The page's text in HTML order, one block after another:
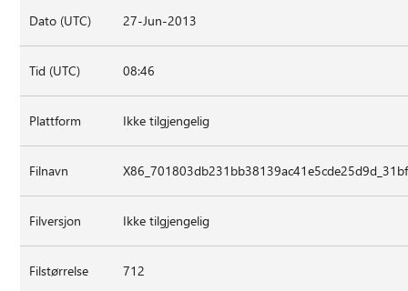
Dato (UTC) 27-Jun-2013
Tid (UTC) 08:46
Plattform Ikke tilgjengelig
Filnavn
Filversjon Ikke tilgjengelig
Filstørrelse 712